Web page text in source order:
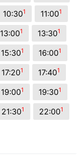
10:301 11:001
13:001 13:301
15:301 16:001
17:201 17:401
19:001 19:301
21:301 22:001